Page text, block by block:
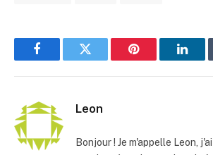
FacebookTwitter Pinterest
Leon
Bonjour ! Je m'appelle Leon,